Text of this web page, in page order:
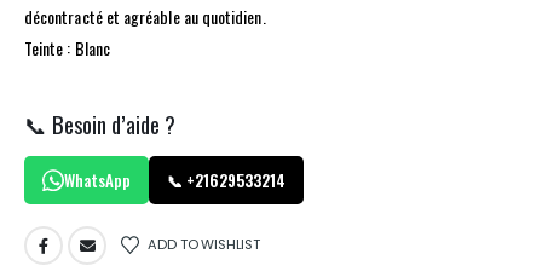
décontracté et agréable au quotidien.
Teinte : Blanc
📞 Besoin d’aide ?
WhatsApp 📞 +21629533214
ADD TO WISHLIST